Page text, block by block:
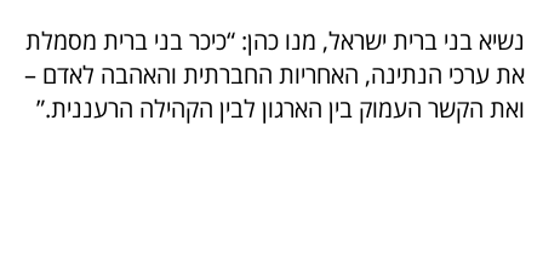
נשיא בני ברית ישראל, מנו כהן: “כיכר בני ברית מסמלת
את ערכי הנתינה, האחריות החברתית והאהבה לאדם –
ואת הקשר העמוק בין הארגון לבין הקהילה הרעננית.”